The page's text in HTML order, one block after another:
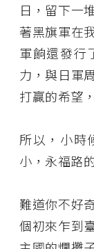
日，留下一
著黑旗軍在
軍餉還發行
力，與日軍
打贏的希望
所以，小時
小，永福路
難道你不好
個初來乍到